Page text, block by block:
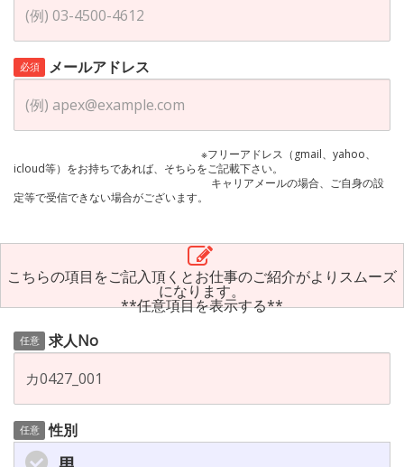
必須 メールアドレス
※フリーアドレス（gmail、yahoo、
icloud等）をお持ちであれば、そちらをご記載下さい。
キャリアメールの場合、ご自身の設
定等で受信できない場合がございます。
こちらの項目をご記入頂くとお仕事のご紹介がよりスムーズ
になります。
**任意項目を表示する**
任意 求人No
任意 性別